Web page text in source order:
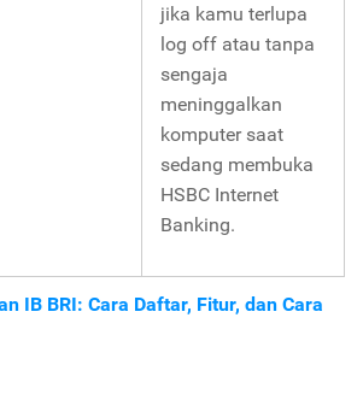
jika kamu terlupa
log off atau tanpa
sengaja
meninggalkan
komputer saat
sedang membuka
HSBC Internet
Banking.
IB BRI: Cara Daftar, Fitur, dan Cara